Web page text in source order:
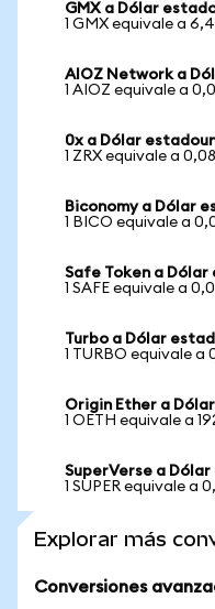
GMX a Dólar
1 GMX equivale a
AIOZ Network a
1 AIOZ equivale a
0x a Dólar
1 ZRX equivale a
Biconomy a Dólar
1 BICO equivale a
Safe Token a
1 SAFE equivale a
Turbo a Dólar
1 TURBO equivale a
Origin Ether a
1 OETH equivale a
SuperVerse a
1 SUPER equivale a
Explorar más
Conversiones